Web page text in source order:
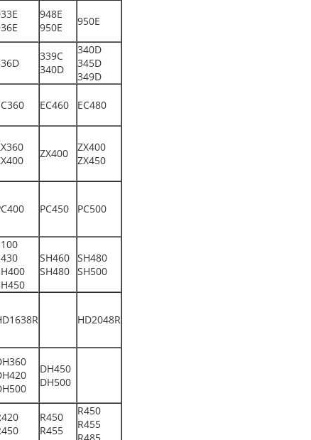
948E
950E
950E
339C
340D
340D
345D
349D
EC460 EC480
ZX400
ZX400
ZX450
PC450 PC500
SH460
SH480
SH480
SH500
HD2048R
DH450
DH500
R450
R455
R450
R455